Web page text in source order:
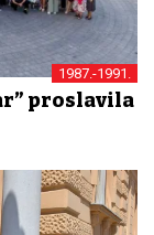
1987.-1991.
proslavila